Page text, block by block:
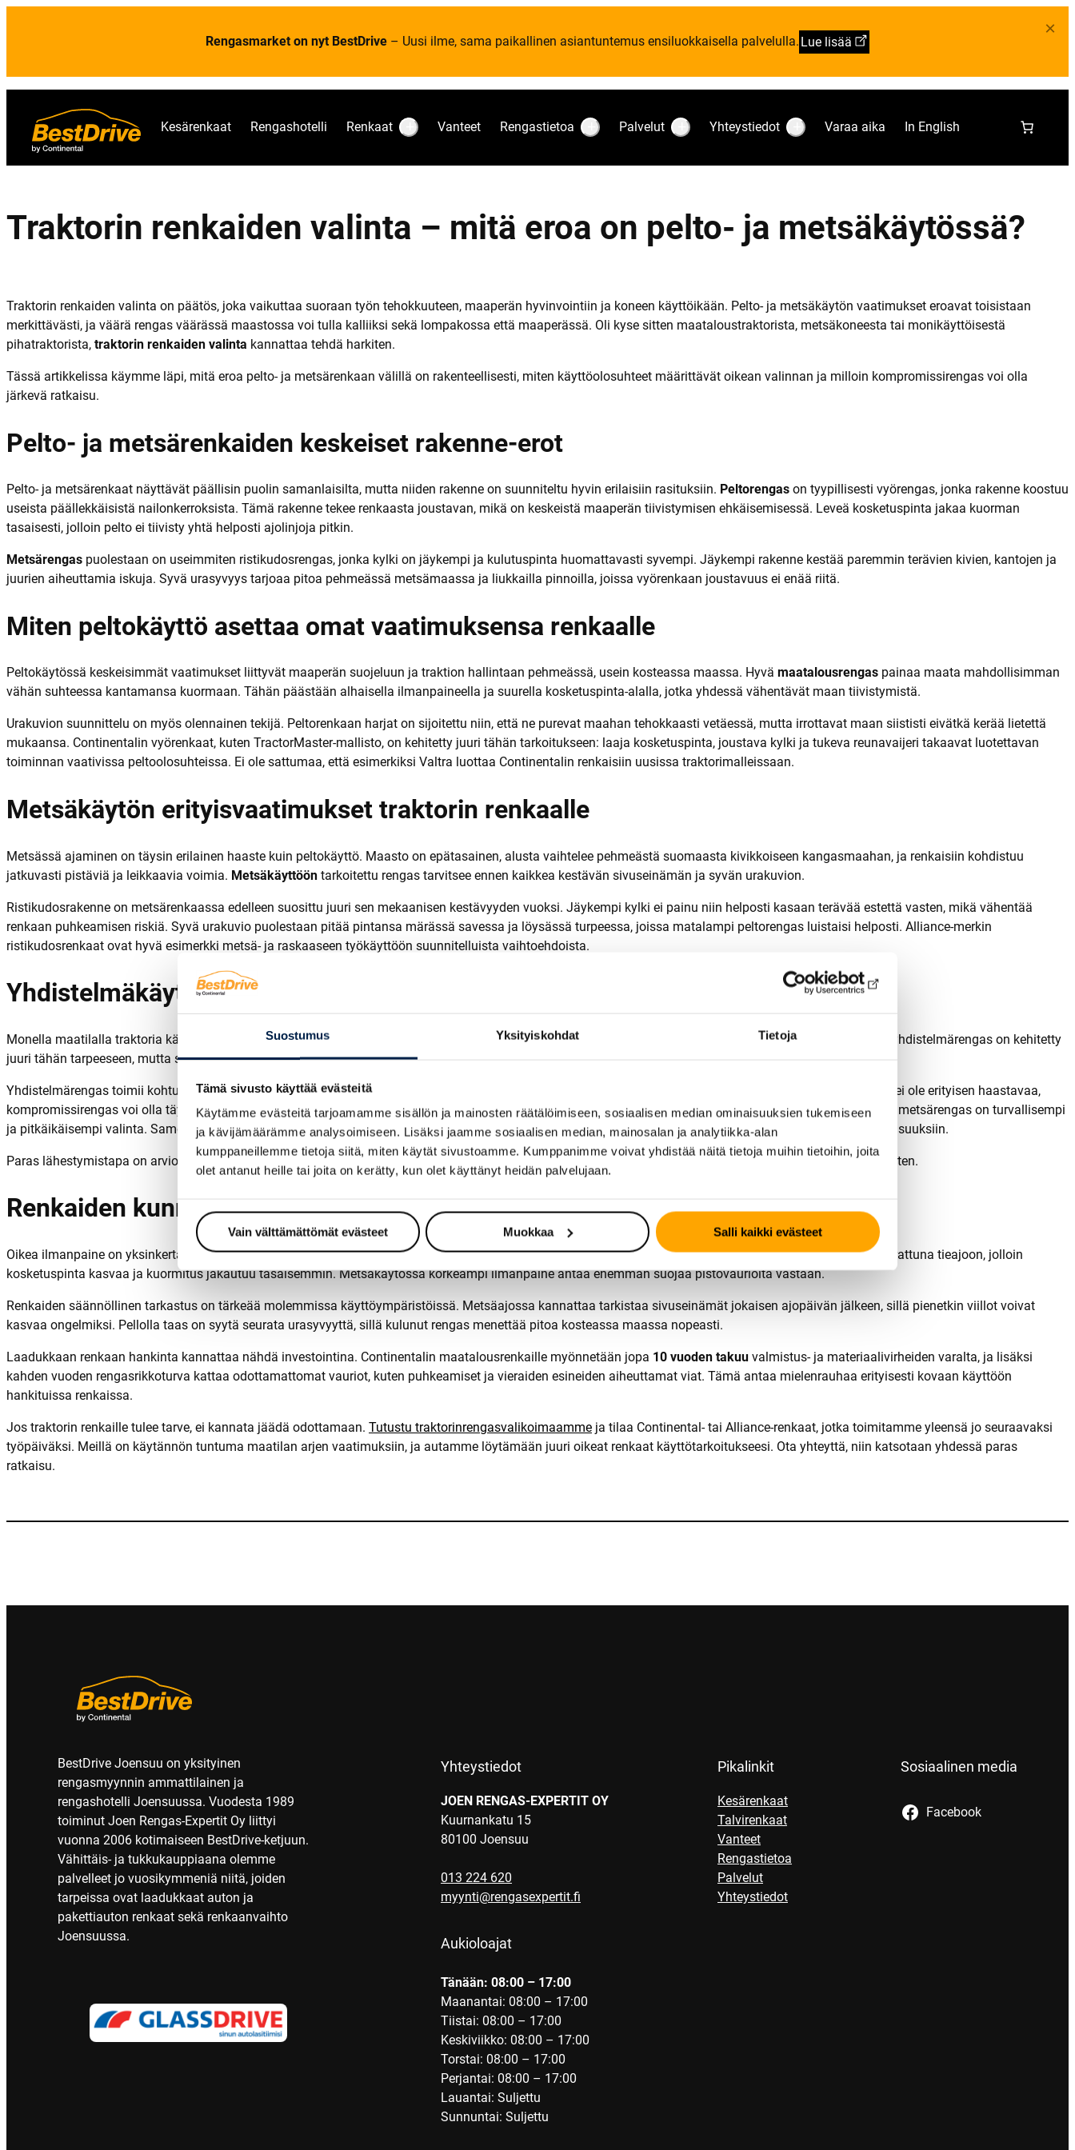
Suostumus Yksityiskohdat Tietoja
Tämä sivusto käyttää evästeitä
Käytämme evästeitä tarjoamamme sisällön ja mainosten räätälöimiseen, sosiaalisen median ominaisuuksien tukemiseen
ja kävijämäärämme analysoimiseen. Lisäksi jaamme sosiaalisen median, mainosalan ja analytiikka-alan
kumppaneillemme tietoja siitä, miten käytät sivustoamme. Kumppanimme voivat yhdistää näitä tietoja muihin tietoihin, joita
olet antanut heille tai joita on kerätty, kun olet käyttänyt heidän palvelujaan.
Vain välttämättömät evästeet Muokkaa Salli kaikki evästeet
Rengasmarket on nyt BestDrive – Uusi ilme, sama paikallinen asiantuntemus ensiluokkaisella palvelulla. Lue lisää
×
Kesärenkaat Rengashotelli Renkaat
S
m
R
e
t
Vanteet Rengastietoa
S
m
R
e
t
i
Palvelut
S
m
P
a
u
t
Yhteystiedot
S
m
Y
h
t
i
Varaa aika In English
Traktorin renkaiden valinta – mitä eroa on pelto- ja metsäkäytössä?
Traktorin renkaiden valinta on päätös, joka vaikuttaa suoraan työn tehokkuuteen, maaperän hyvinvointiin ja koneen käyttöikään. Pelto- ja metsäkäytön vaatimukset eroavat toisistaan
merkittävästi, ja väärä rengas väärässä maastossa voi tulla kalliiksi sekä lompakossa että maaperässä. Oli kyse sitten maataloustraktorista, metsäkoneesta tai monikäyttöisestä
pihatraktorista, traktorin renkaiden valinta kannattaa tehdä harkiten.
Tässä artikkelissa käymme läpi, mitä eroa pelto- ja metsärenkaan välillä on rakenteellisesti, miten käyttöolosuhteet määrittävät oikean valinnan ja milloin kompromissirengas voi olla
järkevä ratkaisu.
Pelto- ja metsärenkaiden keskeiset rakenne-erot
Pelto- ja metsärenkaat näyttävät päällisin puolin samanlaisilta, mutta niiden rakenne on suunniteltu hyvin erilaisiin rasituksiin. Peltorengas on tyypillisesti vyörengas, jonka rakenne koostuu
useista päällekkäisistä nailonkerroksista. Tämä rakenne tekee renkaasta joustavan, mikä on keskeistä maaperän tiivistymisen ehkäisemisessä. Leveä kosketuspinta jakaa kuorman
tasaisesti, jolloin pelto ei tiivisty yhtä helposti ajolinjoja pitkin.
Metsärengas puolestaan on useimmiten ristikudosrengas, jonka kylki on jäykempi ja kulutuspinta huomattavasti syvempi. Jäykempi rakenne kestää paremmin terävien kivien, kantojen ja
juurien aiheuttamia iskuja. Syvä urasyvyys tarjoaa pitoa pehmeässä metsämaassa ja liukkailla pinnoilla, joissa vyörenkaan joustavuus ei enää riitä.
Miten peltokäyttö asettaa omat vaatimuksensa renkaalle
Peltokäytössä keskeisimmät vaatimukset liittyvät maaperän suojeluun ja traktion hallintaan pehmeässä, usein kosteassa maassa. Hyvä maatalousrengas painaa maata mahdollisimman
vähän suhteessa kantamansa kuormaan. Tähän päästään alhaisella ilmanpaineella ja suurella kosketuspinta-alalla, jotka yhdessä vähentävät maan tiivistymistä.
Urakuvion suunnittelu on myös olennainen tekijä. Peltorenkaan harjat on sijoitettu niin, että ne purevat maahan tehokkaasti vetäessä, mutta irrottavat maan siististi eivätkä kerää lietettä
mukaansa. Continentalin vyörenkaat, kuten TractorMaster-mallisto, on kehitetty juuri tähän tarkoitukseen: laaja kosketuspinta, joustava kylki ja tukeva reunavaijeri takaavat luotettavan
toiminnan vaativissa peltoolosuhteissa. Ei ole sattumaa, että esimerkiksi Valtra luottaa Continentalin renkaisiin uusissa traktorimalleissaan.
Metsäkäytön erityisvaatimukset traktorin renkaalle
Metsässä ajaminen on täysin erilainen haaste kuin peltokäyttö. Maasto on epätasainen, alusta vaihtelee pehmeästä suomaasta kivikkoiseen kangasmaahan, ja renkaisiin kohdistuu
jatkuvasti pistäviä ja leikkaavia voimia. Metsäkäyttöön tarkoitettu rengas tarvitsee ennen kaikkea kestävän sivuseinämän ja syvän urakuvion.
Ristikudosrakenne on metsärenkaassa edelleen suosittu juuri sen mekaanisen kestävyyden vuoksi. Jäykempi kylki ei painu niin helposti kasaan terävää estettä vasten, mikä vähentää
renkaan puhkeamisen riskiä. Syvä urakuvio puolestaan pitää pintansa märässä savessa ja löysässä turpeessa, joissa matalampi peltorengas luistaisi helposti. Alliance-merkin
ristikudosrenkaat ovat hyvä esimerkki metsä- ja raskaaseen työkäyttöön suunnitelluista vaihtoehdoista.
Yhdistelmäkäyttö – onko kompromissirengas järkevä valinta?
Monella maatilalla traktoria käytetään sekä pellolla että metsässä, ja kahdet erilliset renkaat tuntuvat kalliilta ratkaisulta. Kompromissirengas eli niin sanottu yhdistelmärengas on kehitetty
juuri tähän tarpeeseen, mutta sen valinnassa kannattaa olla realistinen.
Yhdistelmärengas toimii kohtuullisesti molemmissa ympäristöissä, mutta se ei ole paras mahdollinen kummassakaan. Jos metsätyöt ovat kevyitä ja maasto ei ole erityisen haastavaa,
kompromissirengas voi olla täysin riittävä. Jos taas liikutaan jatkuvasti jyrkässä tai kivikkoisessa maastossa taikka tehdään raskasta metsäajoa, erikoistunut metsärengas on turvallisempi
ja pitkäikäisempi valinta. Samoin intensiivisessä peltoviljelyssä, jossa maan tiivistyminen on todellinen huoli, kannattaa panostaa oikean peltorenkaan ominaisuuksiin.
Paras lähestymistapa on arvioida, kumpaa käyttöä on enemmän, ja valita rengas sen mukaan. Toiseen käyttöön voi hankkia erilliset renkaat vain sesonkia varten.
Renkaiden kunnossapito ja käyttöikä eri olosuhteissa
Oikea ilmanpaine on yksinkertaisin ja tehokkain tapa pidentää traktorin renkaiden käyttöikää. Peltokäytössä ilmanpainetta lasketaan usein huomattavasti verrattuna tieajoon, jolloin
kosketuspinta kasvaa ja kuormitus jakautuu tasaisemmin. Metsäkäytössä korkeampi ilmanpaine antaa enemmän suojaa pistovaurioita vastaan.
Renkaiden säännöllinen tarkastus on tärkeää molemmissa käyttöympäristöissä. Metsäajossa kannattaa tarkistaa sivuseinämät jokaisen ajopäivän jälkeen, sillä pienetkin viillot voivat
kasvaa ongelmiksi. Pellolla taas on syytä seurata urasyvyyttä, sillä kulunut rengas menettää pitoa kosteassa maassa nopeasti.
Laadukkaan renkaan hankinta kannattaa nähdä investointina. Continentalin maatalousrenkaille myönnetään jopa 10 vuoden takuu valmistus- ja materiaalivirheiden varalta, ja lisäksi
kahden vuoden rengasrikkoturva kattaa odottamattomat vauriot, kuten puhkeamiset ja vieraiden esineiden aiheuttamat viat. Tämä antaa mielenrauhaa erityisesti kovaan käyttöön
hankituissa renkaissa.
Jos traktorin renkaille tulee tarve, ei kannata jäädä odottamaan. Tutustu traktorinrengasvalikoimaamme ja tilaa Continental- tai Alliance-renkaat, jotka toimitamme yleensä jo seuraavaksi
työpäiväksi. Meillä on käytännön tuntuma maatilan arjen vaatimuksiin, ja autamme löytämään juuri oikeat renkaat käyttötarkoitukseesi. Ota yhteyttä, niin katsotaan yhdessä paras
ratkaisu.
BestDrive Joensuu on yksityinen
rengasmyynnin ammattilainen ja
rengashotelli Joensuussa. Vuodesta 1989
toiminut Joen Rengas-Expertit Oy liittyi
vuonna 2006 kotimaiseen BestDrive-ketjuun.
Vähittäis- ja tukkukauppiaana olemme
palvelleet jo vuosikymmeniä niitä, joiden
tarpeissa ovat laadukkaat auton ja
pakettiauton renkaat sekä renkaanvaihto
Joensuussa.
Yhteystiedot
JOEN RENGAS-EXPERTIT OY
Kuurnankatu 15
80100 Joensuu
013 224 620
myynti@rengasexpertit.fi
Aukioloajat
Tänään: 08:00 – 17:00
Maanantai: 08:00 – 17:00
Tiistai: 08:00 – 17:00
Keskiviikko: 08:00 – 17:00
Torstai: 08:00 – 17:00
Perjantai: 08:00 – 17:00
Lauantai: Suljettu
Sunnuntai: Suljettu
Pikalinkit
Kesärenkaat
Talvirenkaat
Vanteet
Rengastietoa
Palvelut
Yhteystiedot
Sosiaalinen media
Facebook